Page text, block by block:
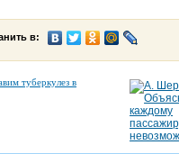
в:
туберкулез в